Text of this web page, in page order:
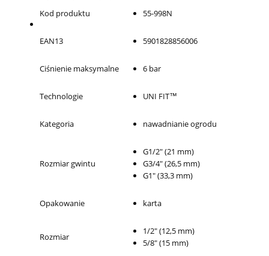
Kod produktu
55-998N
EAN13 5901828856006
Ciśnienie maksymalne 6 bar
Technologie UNI FIT™
Kategoria nawadnianie ogrodu
Rozmiar gwintu
G1/2" (21 mm)
G3/4" (26,5 mm)
G1" (33,3 mm)
Opakowanie karta
Rozmiar
1/2" (12,5 mm)
5/8" (15 mm)